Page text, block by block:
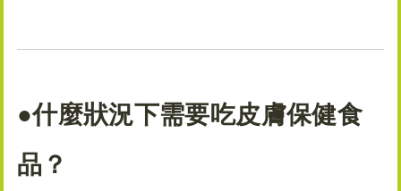
●什麼狀況下需要吃皮膚保健食
品 ？